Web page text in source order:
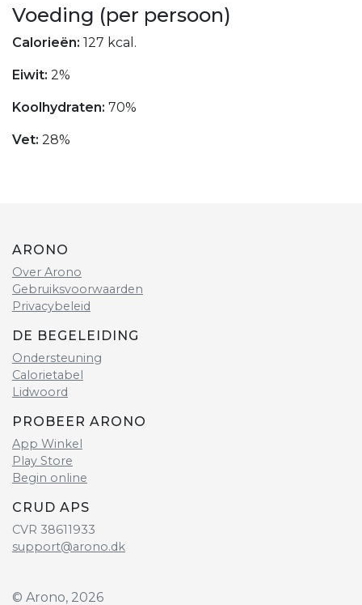
Voeding (per persoon)
Calorieën: 127 kcal.
Eiwit: 2%
Koolhydraten: 70%
Vet: 28%
ARONO
Over Arono
Gebruiksvoorwaarden
Privacybeleid
DE BEGELEIDING
Ondersteuning
Calorietabel
Lidwoord
PROBEER ARONO
App Winkel
Play Store
Begin online
CRUD APS
CVR 38611933
support@arono.dk
© Arono, 2026